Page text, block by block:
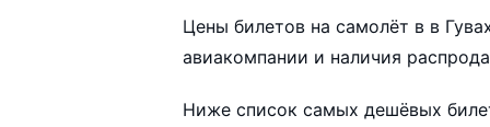
Цены билетов на самолёт в в
авиакомпании и наличия
Ниже список самых дешёвых